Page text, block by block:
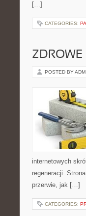
[…]
CATEGORIES:
ZDROWE
POSTED BY
internetowych
regeneracji.
przerwie, jak […]
CATEGORIES: